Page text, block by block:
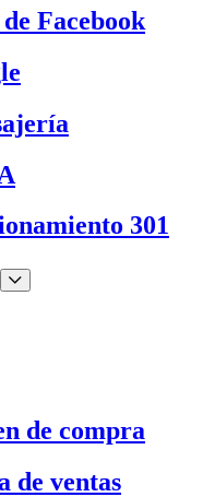
Facebook
301
de compra
de ventas